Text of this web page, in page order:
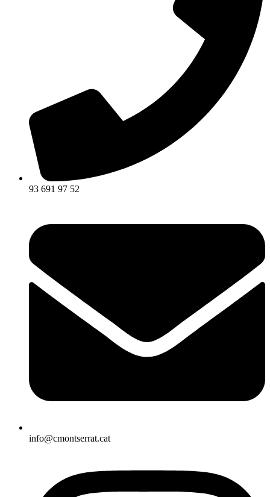
93 691 97 52
info@cmontserrat.cat